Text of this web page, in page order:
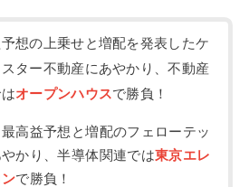
想の上乗せと増配を発表したケ
ター不動産にあやかり、不動産
オープンハウスで勝負！
最高益予想と増配のフェローテッ
やかり、半導体関連では東京エレ
で勝負！